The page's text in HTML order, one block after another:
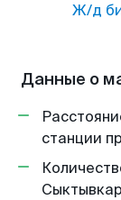
Ж/д
Данные о
станции